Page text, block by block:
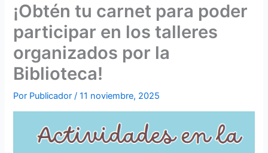
¡Obtén tu carnet para poder
participar en los talleres
organizados por la
Biblioteca!
Por Publicador/11 noviembre, 2025